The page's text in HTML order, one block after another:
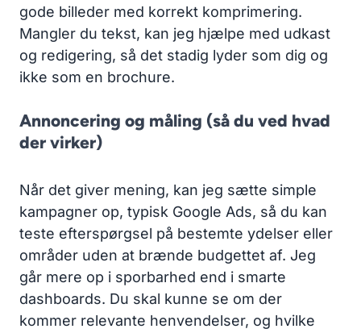
gode billeder med korrekt komprimering.
Mangler du tekst, kan jeg hjælpe med udkast
og redigering, så det stadig lyder som dig og
ikke som en brochure.
Annoncering og måling (så du ved hvad
der virker)
Når det giver mening, kan jeg sætte simple
kampagner op, typisk Google Ads, så du kan
teste efterspørgsel på bestemte ydelser eller
områder uden at brænde budgettet af. Jeg
går mere op i sporbarhed end i smarte
dashboards. Du skal kunne se om der
kommer relevante henvendelser, og hvilke